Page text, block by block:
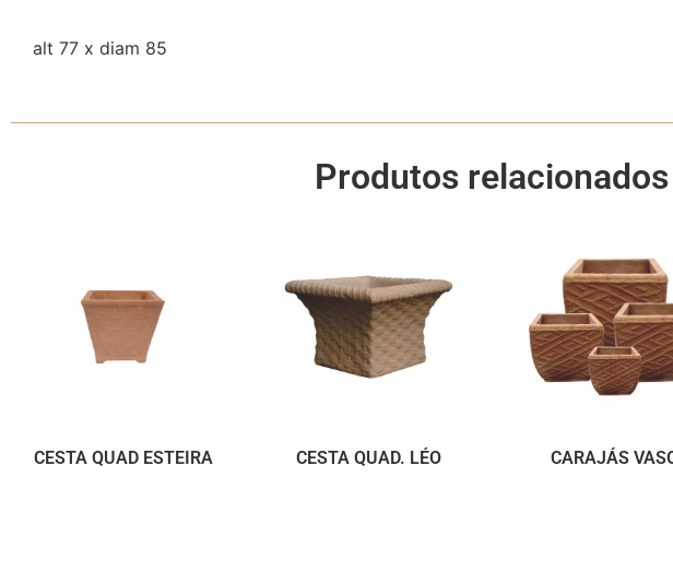
alt 77 x diam 85
Produtos relacionados
CESTA QUAD ESTEIRA CESTA QUAD. LÉO CARAJÁS